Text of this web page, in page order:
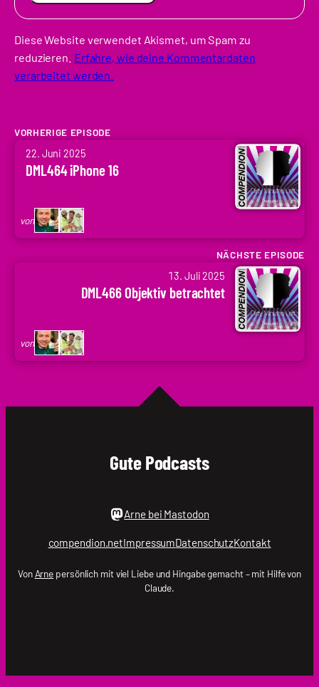
Diese Website verwendet Akismet, um Spam zu
reduzieren. Erfahre, wie deine Kommentardaten
verarbeitet werden.
VORHERIGE EPISODE
22. Juni 2025
DML464 iPhone 16
von
von
Arne
Codenaga,
Holger
NÄCHSTE EPISODE
13. Juli 2025
DML466 Objektiv betrachtet
von
von
Codenaga,
Holger
Gute Podcasts
Arne bei Mastodon
compendion.netImpressumDatenschutzKontakt
VonArne persönlich mit viel Liebe und Hingabe gemacht – mit Hilfe von
Claude.